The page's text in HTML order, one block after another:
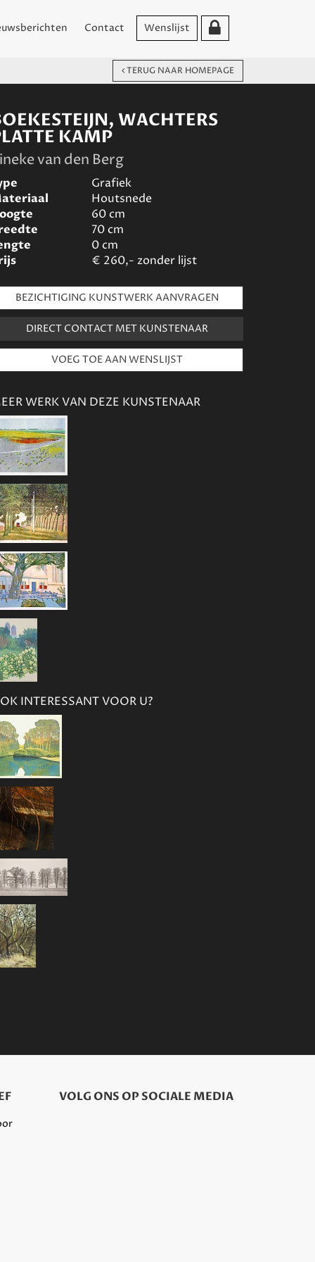
Contact Wenslijst
TERUG NAAR HOMEPAGE
WACHTERS
KAMP
van den Berg
Grafiek
Houtsnede
60cm
70cm
0cm
€ 260,- zonder lijst
BEZICHTIGING KUNSTWERK AANVRAGEN
DIRECT CONTACT MET KUNSTENAAR
WERK VAN DEZE KUNSTENAAR
INTERESSANT VOOR U?
VOLG ONS OP SOCIALE MEDIA